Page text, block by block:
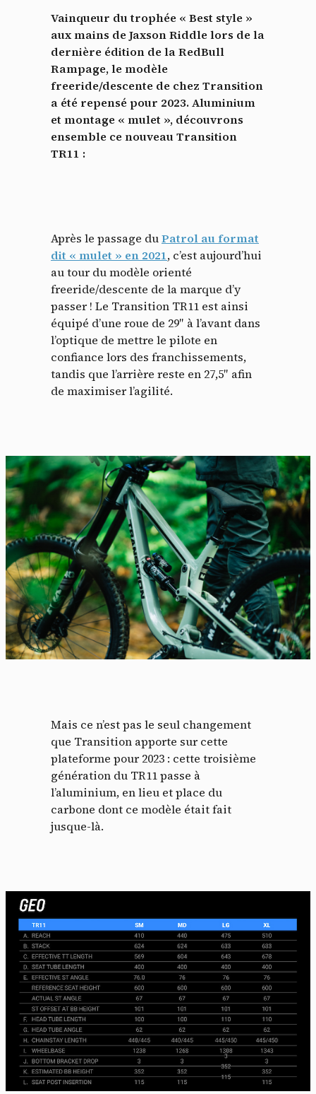
Vainqueur du trophée « Best style »
aux mains de Jaxson Riddle lors de la
dernière édition de la RedBull
Rampage, le modèle
freeride/descente de chez Transition
a été repensé pour 2023. Aluminium
et montage « mulet », découvrons
ensemble ce nouveau Transition
TR11 :
Après le passage duPatrol au format
dit « mulet » en 2021, c’est aujourd’hui
au tour du modèle orienté
freeride/descente de la marque d’y
passer ! Le Transition TR11 est ainsi
équipé d’une roue de 29″ à l’avant dans
l’optique de mettre le pilote en
confiance lors des franchissements,
tandis que l’arrière reste en 27,5″ afin
de maximiser l’agilité.
Mais ce n’est pas le seul changement
que Transition apporte sur cette
plateforme pour 2023 : cette troisième
génération du TR11 passe à
l’aluminium, en lieu et place du
carbone dont ce modèle était fait
jusque-là.